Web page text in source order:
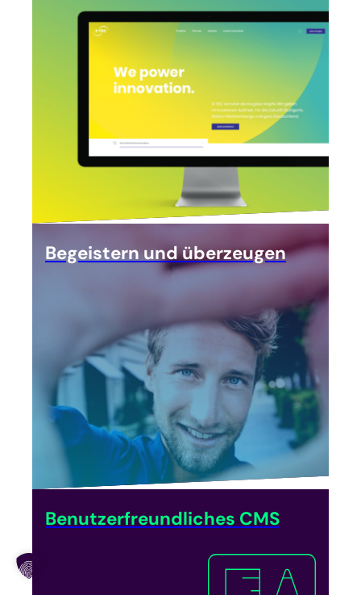
Begeistern und überzeugen
Benutzerfreundliches CMS